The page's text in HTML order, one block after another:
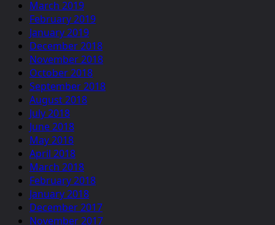
March 2019
February 2019
January 2019
December 2018
November 2018
October 2018
September 2018
August 2018
July 2018
June 2018
May 2018
April 2018
March 2018
February 2018
January 2018
December 2017
November 2017